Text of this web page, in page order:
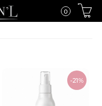
0
-21%